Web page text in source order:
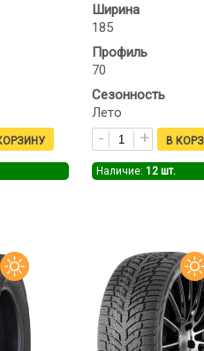
Ширина
185
Профиль
70
Сезонность
Лето
Наличие: 12 шт.